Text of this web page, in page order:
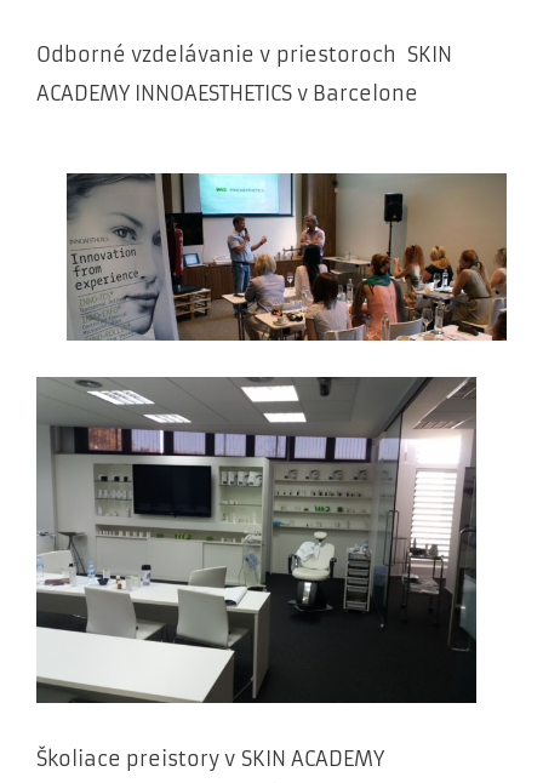
Odborné vzdelávanie v priestoroch SKIN
ACADEMY INNOAESTHETICS v Barcelone
Školiace preistory v SKIN ACADEMY